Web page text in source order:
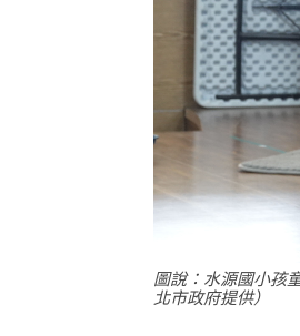
圖說：水源國小孩
北市政府提供）